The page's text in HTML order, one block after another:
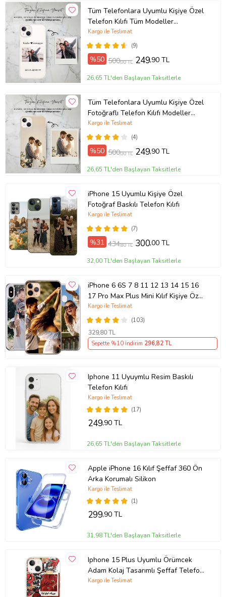
Tüm Telefonlara Uyumlu Kişiye Özel
Telefon Kılıfı Tüm Modeller
Açıklamada
(9)
Kargo ile Teslimat
%50 500,00 TL 249,90 TL
26,65 TL'den Başlayan Taksitlerle
Tüm Telefonlara Uyumlu Kişiye Özel
Fotoğraflı Telefon Kılıfı Modeller
Açıklamada
(4)
Kargo ile Teslimat
%50 500,00 TL 249,90 TL
26,65 TL'den Başlayan Taksitlerle
iPhone 15 Uyumlu Kişiye Özel
Fotoğraf Baskılı Telefon Kılıfı
(7)
Kargo ile Teslimat
%31 434,80 TL 300,00 TL
32,00 TL'den Başlayan Taksitlerle
iPhone 6 6S 7 8 11 12 13 14 15 16
17 Pro Max Plus Mini Kılıf Kişiye Özel
Resimli Fotoğraflı Silikon
(103)
Kargo ile Teslimat
329,80 TL
Sepette %10 İndirim 296,82 TL
Iphone 11 Uyuymlu Resim Baskılı
Telefon Kılıfı
(17)
Kargo ile Teslimat
249,90 TL
26,65 TL'den Başlayan Taksitlerle
Apple iPhone 16 Kılıf Şeffaf 360 Ön
Arka Korumalı Silikon
(1)
Kargo ile Teslimat
299,90 TL
31,98 TL'den Başlayan Taksitlerle
Iphone 15 Plus Uyumlu Örümcek
Adam Kolaj Tasarımlı Şeffaf Telefon
Kılıfı
Kargo ile Teslimat